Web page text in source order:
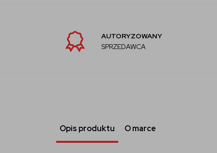
AUTORYZOWANY
SPRZEDAWCA
Opis produktu O marce